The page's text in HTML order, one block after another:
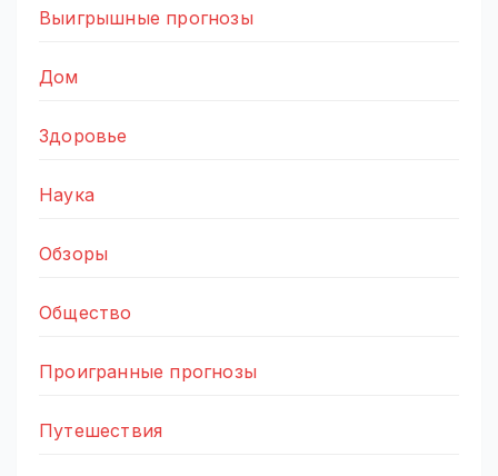
Выигрышные прогнозы
Дом
Здоровье
Наука
Обзоры
Общество
Проигранные прогнозы
Путешествия